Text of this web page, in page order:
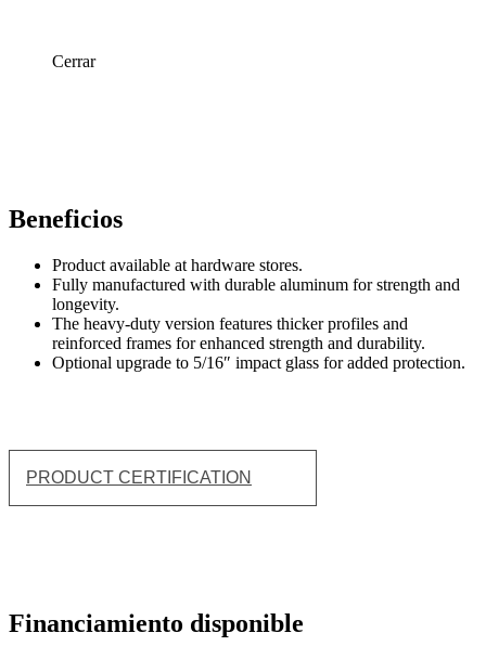
Cerrar
Beneficios
Product available at hardware stores.
Fully manufactured with durable aluminum for strength and
longevity.
The heavy-duty version features thicker profiles and
reinforced frames for enhanced strength and durability.
Optional upgrade to 5/16″ impact glass for added protection.
PRODUCT CERTIFICATION
Financiamiento disponible